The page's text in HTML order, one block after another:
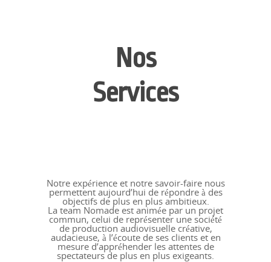
Nos
Services
Notre expérience et notre savoir-faire nous
permettent aujourd’hui de répondre à des
objectifs de plus en plus ambitieux.
La team Nomade est animée par un projet
commun, celui de représenter une société
de production audiovisuelle créative,
audacieuse, à l’écoute de ses clients et en
mesure d’appréhender les attentes de
spectateurs de plus en plus exigeants.